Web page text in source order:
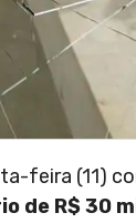
feira (11)
de R$ 30